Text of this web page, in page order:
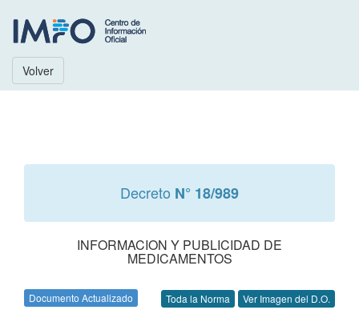
Volver
Decreto N° 18/989
INFORMACION Y PUBLICIDAD DE
MEDICAMENTOS
Documento Actualizado Toda la Norma Ver Imagen del D.O.